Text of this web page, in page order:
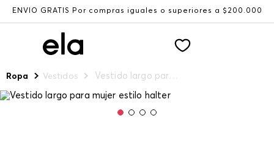
ENVÍO GRATIS Por compras iguales o superiores a $200.000
Ropa Vestidos Vestido largo para mujer estilo halter